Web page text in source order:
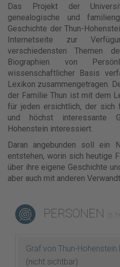
Das Projekt der
genealogische und
Geschichte der Thun-
Internetseite zur
verschiedensten Themen
Biographien von
wissenschaftlicher Basis
Lexikon zusammengetragen.
der Familie Thun ist mit dem
für jeden ersichtlich, der sich
und höchst interessante
Hohenstein interessiert.
Daran angebunden soll ein
entstehen, worin sich heutige
über ihre eigene Geschichte
aber auch mit anderen
PERSONEN (5
Graf von Thun-Hohenstein
(nicht sichtbar)